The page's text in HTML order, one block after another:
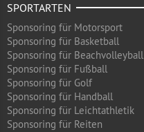
SPORTARTEN
Sponsoring für Motorsport
Sponsoring für Basketball
Sponsoring für Beachvolleyball
Sponsoring für Fußball
Sponsoring für Golf
Sponsoring für Handball
Sponsoring für Leichtathletik
Sponsoring für Reiten